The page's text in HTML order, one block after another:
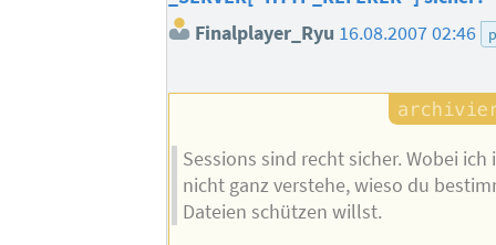
Finalplayer_Ryu 16.08.2007 02:46
Sessions sind recht sicher. Wobei
nicht ganz verstehe, wieso du
Dateien schützen willst.